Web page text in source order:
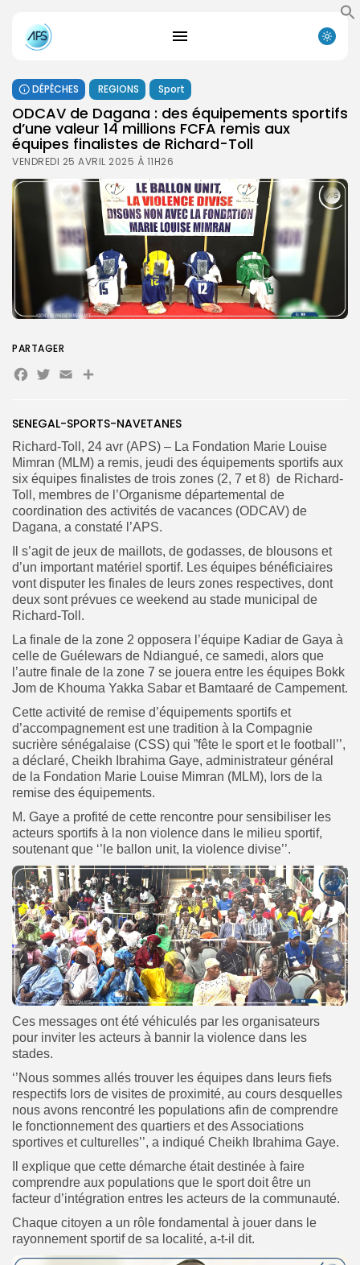
Search
Button
FR
DÉPÊCHES REGIONS Sport
ODCAV de Dagana : des équipements sportifs
d’une valeur 14 millions FCFA remis aux
équipes finalistes de Richard-Toll
VENDREDI 25 AVRIL 2025 À 11H26
SENEGAL-SPORTS-NAVETANES
Richard-Toll, 24 avr (APS) – La Fondation Marie Louise
Mimran (MLM) a remis, jeudi des équipements sportifs aux
six équipes finalistes de trois zones (2, 7 et 8) de Richard-
Toll, membres de l’Organisme départemental de
coordination des activités de vacances (ODCAV) de
Dagana, a constaté l’APS.
Il s’agit de jeux de maillots, de godasses, de blousons et
d’un important matériel sportif. Les équipes bénéficiaires
vont disputer les finales de leurs zones respectives, dont
deux sont prévues ce weekend au stade municipal de
Richard-Toll.
La finale de la zone 2 opposera l’équipe Kadiar de Gaya à
celle de Guélewars de Ndiangué, ce samedi, alors que
l’autre finale de la zone 7 se jouera entre les équipes Bokk
Jom de Khouma Yakka Sabar et Bamtaaré de Campement.
Cette activité de remise d’équipements sportifs et
d’accompagnement est une tradition à la Compagnie
sucrière sénégalaise (CSS) qui ”fête le sport et le football’’,
a déclaré, Cheikh Ibrahima Gaye, administrateur général
de la Fondation Marie Louise Mimran (MLM), lors de la
remise des équipements.
M. Gaye a profité de cette rencontre pour sensibiliser les
acteurs sportifs à la non violence dans le milieu sportif,
soutenant que ‘’le ballon unit, la violence divise’’.
Ces messages ont été véhiculés par les organisateurs
pour inviter les acteurs à bannir la violence dans les
stades.
‘’Nous sommes allés trouver les équipes dans leurs fiefs
respectifs lors de visites de proximité, au cours desquelles
nous avons rencontré les populations afin de comprendre
le fonctionnement des quartiers et des Associations
sportives et culturelles’’, a indiqué Cheikh Ibrahima Gaye.
Il explique que cette démarche était destinée à faire
comprendre aux populations que le sport doit être un
facteur d’intégration entres les acteurs de la communauté.
Chaque citoyen a un rôle fondamental à jouer dans le
rayonnement sportif de sa localité, a-t-il dit.
PARTAGER
Facebook
Twitter
EmailPartager